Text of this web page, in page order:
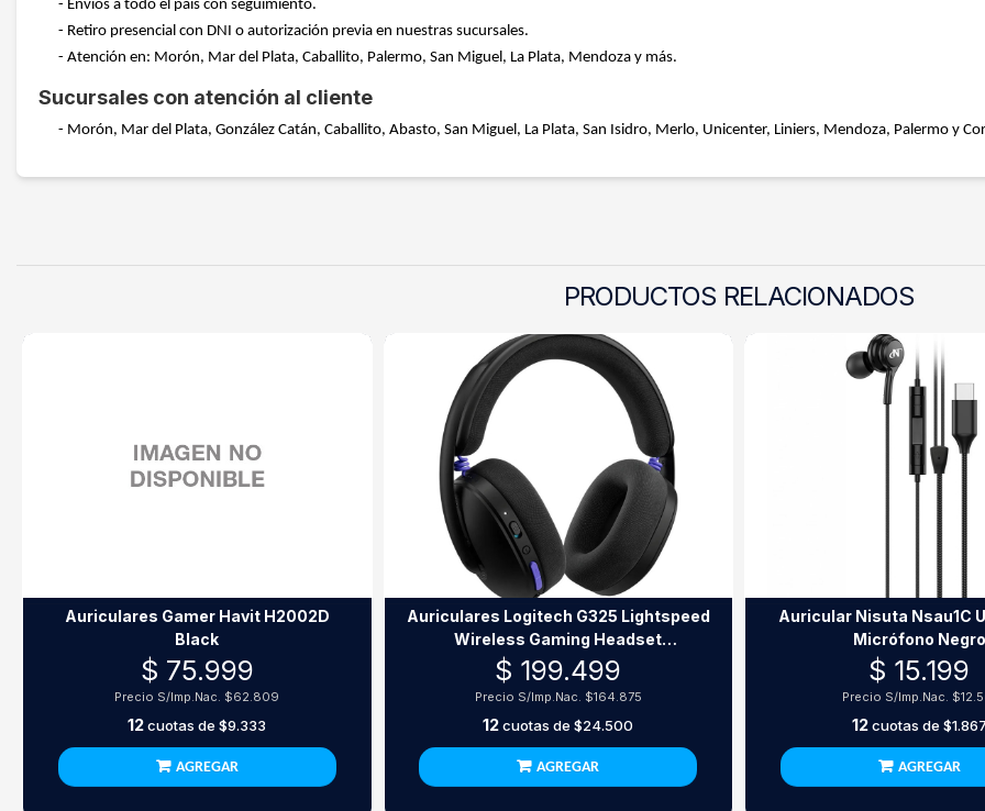
- Envíos a todo el país con seguimiento.
- Retiro presencial con DNI o autorización previa en nuestras sucursales.
- Atención en: Morón, Mar del Plata, Caballito, Palermo, San Miguel, La Plata, Mendoza y más.
Sucursales con atención al cliente
- Morón, Mar del Plata, González Catán, Caballito, Abasto, San Miguel, La Plata, San Isidro, Merlo, Unicenter, Liniers, Mendoza, Palermo y
PRODUCTOS RELACIONADOS
Auriculares Gamer Havit H2002D
Black
$ 75.999
Precio S/Imp.Nac. $62.809
12cuotas de$9.333
AGREGAR
Auriculares Logitech G325 Lightspeed
Wireless Gaming Headset
Inalámbricos Negros
$ 199.499
Precio S/Imp.Nac. $164.875
12cuotas de$24.500
AGREGAR
Auricular Nisuta Nsau1C
Micrófono Negro
$ 15.199
Precio S/Imp.Nac.
12cuotas de $1.867
AGREGAR